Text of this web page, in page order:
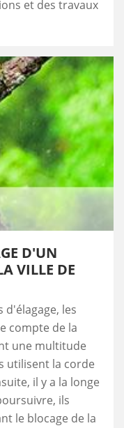
et des travaux
D'UN
VILLE DE
les
compte de la
une multitude
utilisent la corde
il y a la longe
ils
le blocage de la